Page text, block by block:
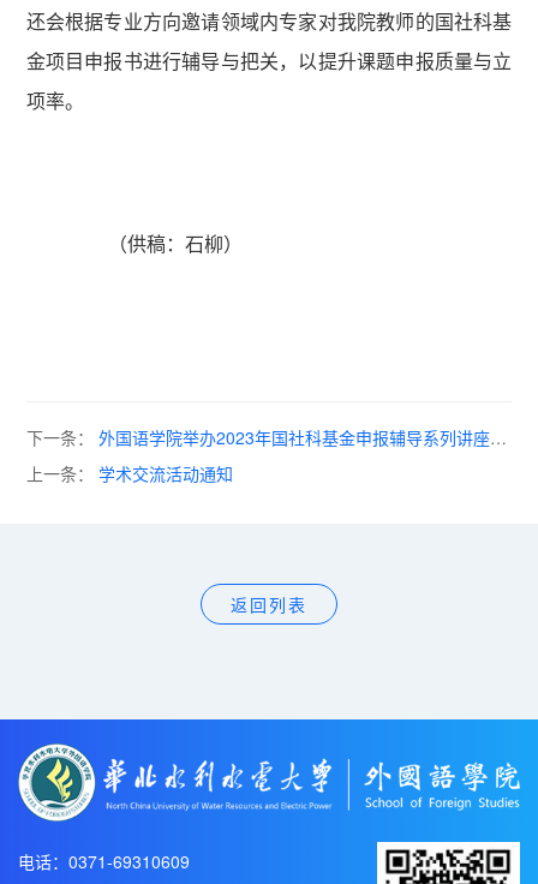
还会根据专业方向邀请领域内专家对我院教师的国社科基
金项目申报书进行辅导与把关，以提升课题申报质量与立
项率。
（供稿：石柳）
下一条：
外国语学院举办2023年国社科基金申报辅导系列讲座
（八）
上一条： 学术交流活动通知
返回列表
电话：0371-69310609